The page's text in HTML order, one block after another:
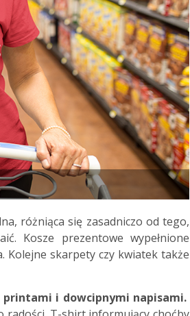
różniąca się zasadniczo od tego,
Kosze prezentowe wypełnione
Kolejne skarpety czy kwiatek także
i dowcipnymi napisami.